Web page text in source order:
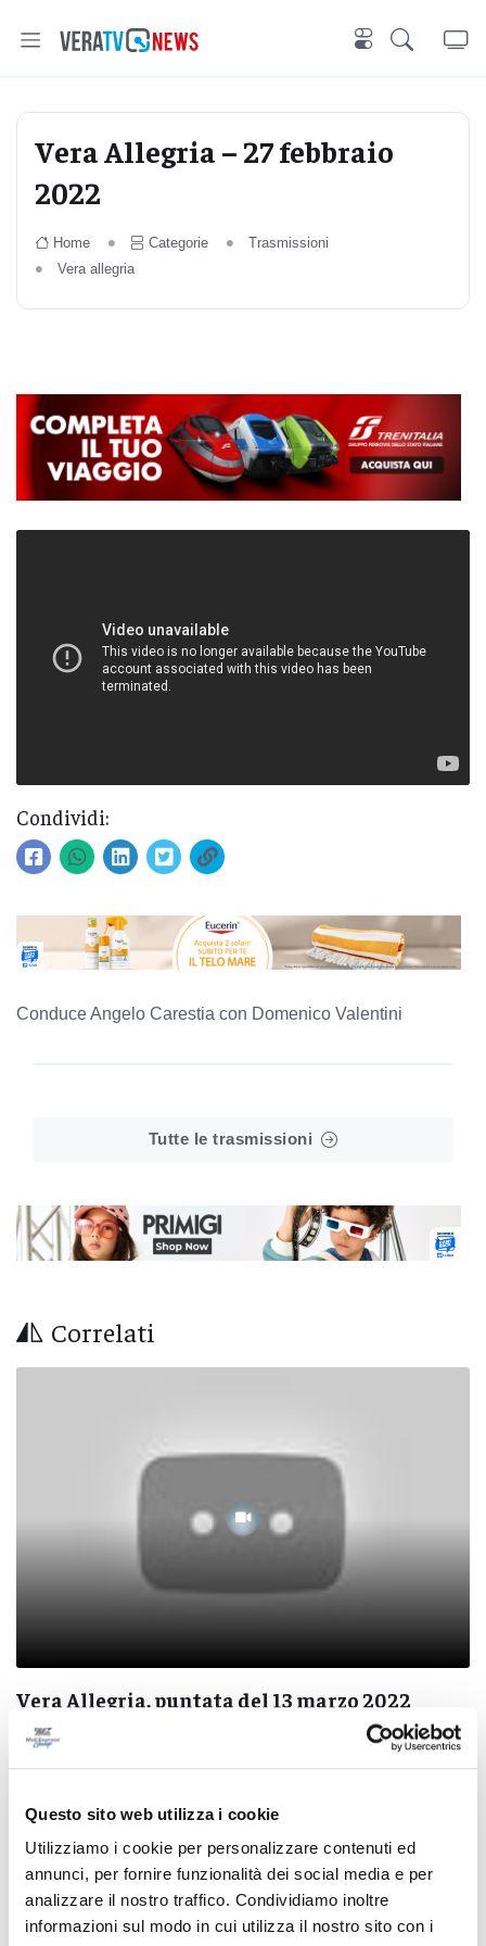
Questo sito web utilizza i cookie
Utilizziamo i cookie per personalizzare contenuti ed
annunci, per fornire funzionalità dei social media e per
analizzare il nostro traffico. Condividiamo inoltre
informazioni sul modo in cui utilizza il nostro sito con i
Vera Allegria – 27 febbraio
2022
Home Categorie
Trasmissioni
Vera allegria
Condividi:
Conduce Angelo Carestia con Domenico Valentini
Tutte le trasmissioni
Correlati
Vera Allegria, puntata del 13 marzo 2022
14/12/2023
Pubblicità